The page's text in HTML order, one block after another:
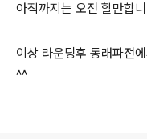
아직까지는 오전 할만합
이상 라운딩후 동래파전
^^